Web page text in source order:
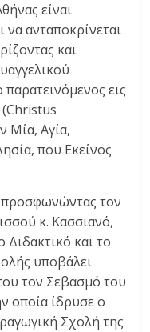
είναι
ανταποκρίνεται
και
εις
Μία, Αγία,
που Εκείνος
τον
κ. Κασσιανό,
Διδακτικό και το
υποβάλει
τον Σεβασμό του
οποία ίδρυσε ο
Σχολή της